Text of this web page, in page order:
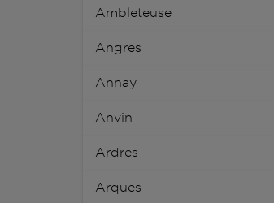
Ambleteuse
Angres
Annay
Anvin
Ardres
Arques